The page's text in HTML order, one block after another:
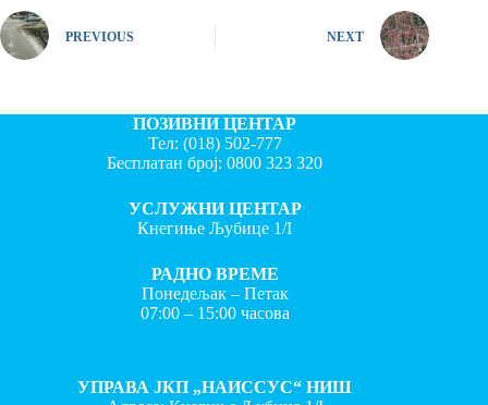
PREVIOUS NEXT
ПОЗИВНИ ЦЕНТАР
Тел: (018) 502-777
Бесплатан број:0800 323 320
УСЛУЖНИ ЦЕНТАР
Кнегиње Љубице 1/I
РАДНО ВРЕМЕ
Понедељак – Петак
07:00 – 15:00 часова
УПРАВА ЈКП „НАИССУС“ НИШ